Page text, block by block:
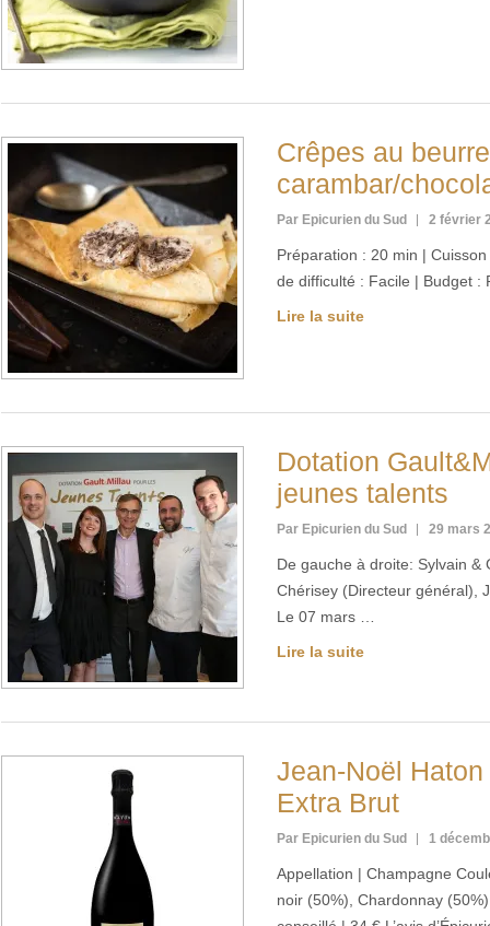
Crêpes au
carambar/
Par Epicurien du Sud 2 février
Préparation : 20 min |
de difficulté : Facile | Budget
Lire la suite
Dotation
jeunes talents
Par Epicurien du Sud 29 mars
De gauche à droite: Sylvain &
Chérisey (Directeur général),
Le 07 mars …
Lire la suite
Jean-Noël
Extra Brut
Par Epicurien du Sud 1
Appellation | Champagne
noir (50%), Chardonnay